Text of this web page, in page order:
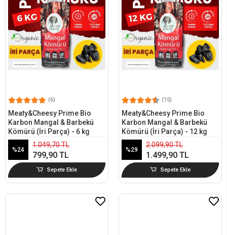
(6)
Meaty&Cheesy Prime Bio
Karbon Mangal & Barbekü
Kömürü (İri Parça) - 6 kg
%24
1.049,70 TL
799,90 TL
Sepete Ekle
(15)
Meaty&Cheesy Prime Bio
Karbon Mangal & Barbekü
Kömürü (İri Parça) - 12 kg
%29
2.099,90 TL
1.499,90 TL
Sepete Ekle